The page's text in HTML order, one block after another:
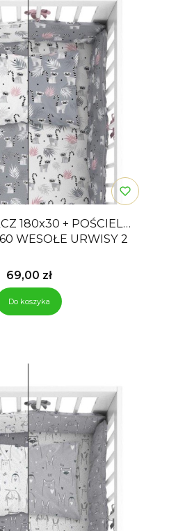
180x30 + POŚCIEL
WESOŁE URWISY 2
Cena
69,00 zł
Do koszyka